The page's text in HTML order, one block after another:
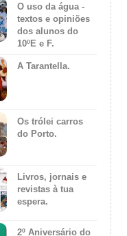
O uso da água -
textos e opiniões
dos alunos do
10ºE e F.
A Tarantella.
Os trólei carros
do Porto.
Livros, jornais e
revistas à tua
espera.
2º Aniversário do